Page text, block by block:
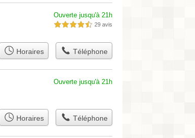
Ouverte jusqu'à 21h
4,5 étoiles sur 5 29 avis
Horaires Téléphone
Ouverte jusqu'à 21h
Horaires Téléphone